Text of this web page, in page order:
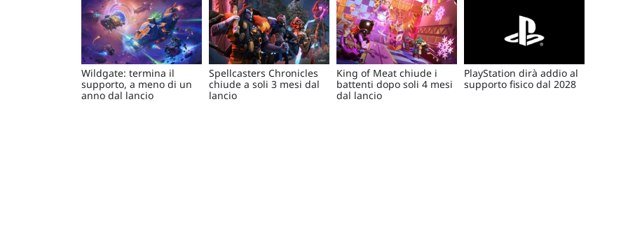
Wildgate: termina il
supporto, a meno di un
anno dal lancio
Spellcasters Chronicles
chiude a soli 3 mesi dal
lancio
King of Meat chiude i
battenti dopo soli 4 mesi
dal lancio
PlayStation dirà addio al
supporto fisico dal 2028